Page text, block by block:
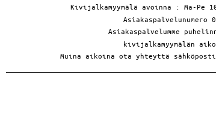
Kivijalkamyymälä avoinna : Ma-Pe
Asiakaspalvelunumero
Asiakaspalvelumme
kivijalkamyymälän
Muina aikoina ota yhteyttä